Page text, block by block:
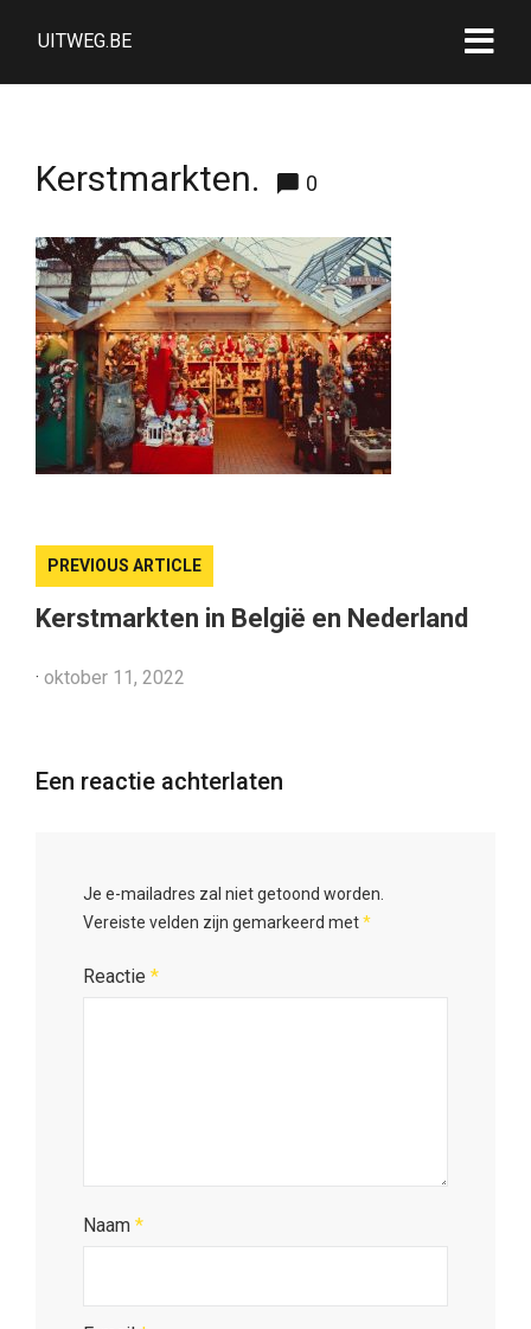
UITWEG.BE
Kerstmarkten. 0
PREVIOUS ARTICLE
Kerstmarkten in België en Nederland
· oktober 11, 2022
Een reactie achterlaten
Je e-mailadres zal niet getoond worden.
Vereiste velden zijn gemarkeerd met*
Reactie *
Naam *